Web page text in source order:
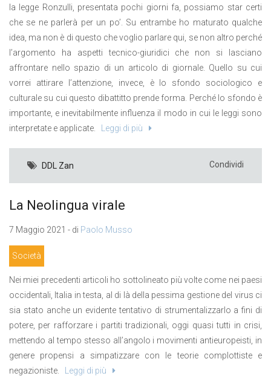
la legge Ronzulli, presentata pochi giorni fa, possiamo star certi
che se ne parlerà per un po’. Su entrambe ho maturato qualche
idea, ma non è di questo che voglio parlare qui, se non altro perché
l’argomento ha aspetti tecnico-giuridici che non si lasciano
affrontare nello spazio di un articolo di giornale. Quello su cui
vorrei attirare l’attenzione, invece, è lo sfondo sociologico e
culturale su cui questo dibattitto prende forma. Perché lo sfondo è
importante, e inevitabilmente influenza il modo in cui le leggi sono
interpretate e applicate.
Leggi di più
DDL Zan Condividi
La Neolingua virale
7 Maggio 2021 - di Paolo Musso
Società
Nei miei precedenti articoli ho sottolineato più volte come nei paesi
occidentali, Italia in testa, al di là della pessima gestione del virus ci
sia stato anche un evidente tentativo di strumentalizzarlo a fini di
potere, per rafforzare i partiti tradizionali, oggi quasi tutti in crisi,
mettendo al tempo stesso all’angolo i movimenti antieuropeisti, in
genere propensi a simpatizzare con le teorie complottiste e
negazioniste.
Leggi di più